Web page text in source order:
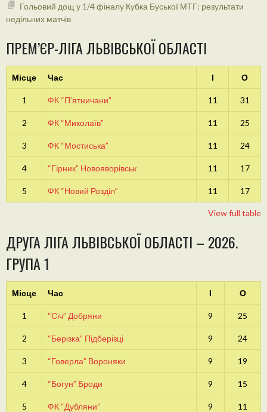
Гольовий дощ у 1/4 фіналу Кубка Буської МТГ: результати
недільних матчів
ПРЕМ’ЄР-ЛІГА ЛЬВІВСЬКОЇ ОБЛАСТІ
Місце Час І О
1 ФК “П’ятничани” 11 31
2 ФК “Миколаїв” 11 25
3 ФК “Мостиська” 11 24
4 “Гірник” Новояворівськ 11 17
5 ФК “Новий Розділ” 11 17
View full table
ДРУГА ЛІГА ЛЬВІВСЬКОЇ ОБЛАСТІ – 2026.
ГРУПА 1
Місце Час І О
1 “Січ” Добряни 9 25
2 “Берізка” Підберізці 9 24
3 “Говерла” Вороняки 9 19
4 “Богун” Броди 9 15
5 ФК “Дубляни” 9 11